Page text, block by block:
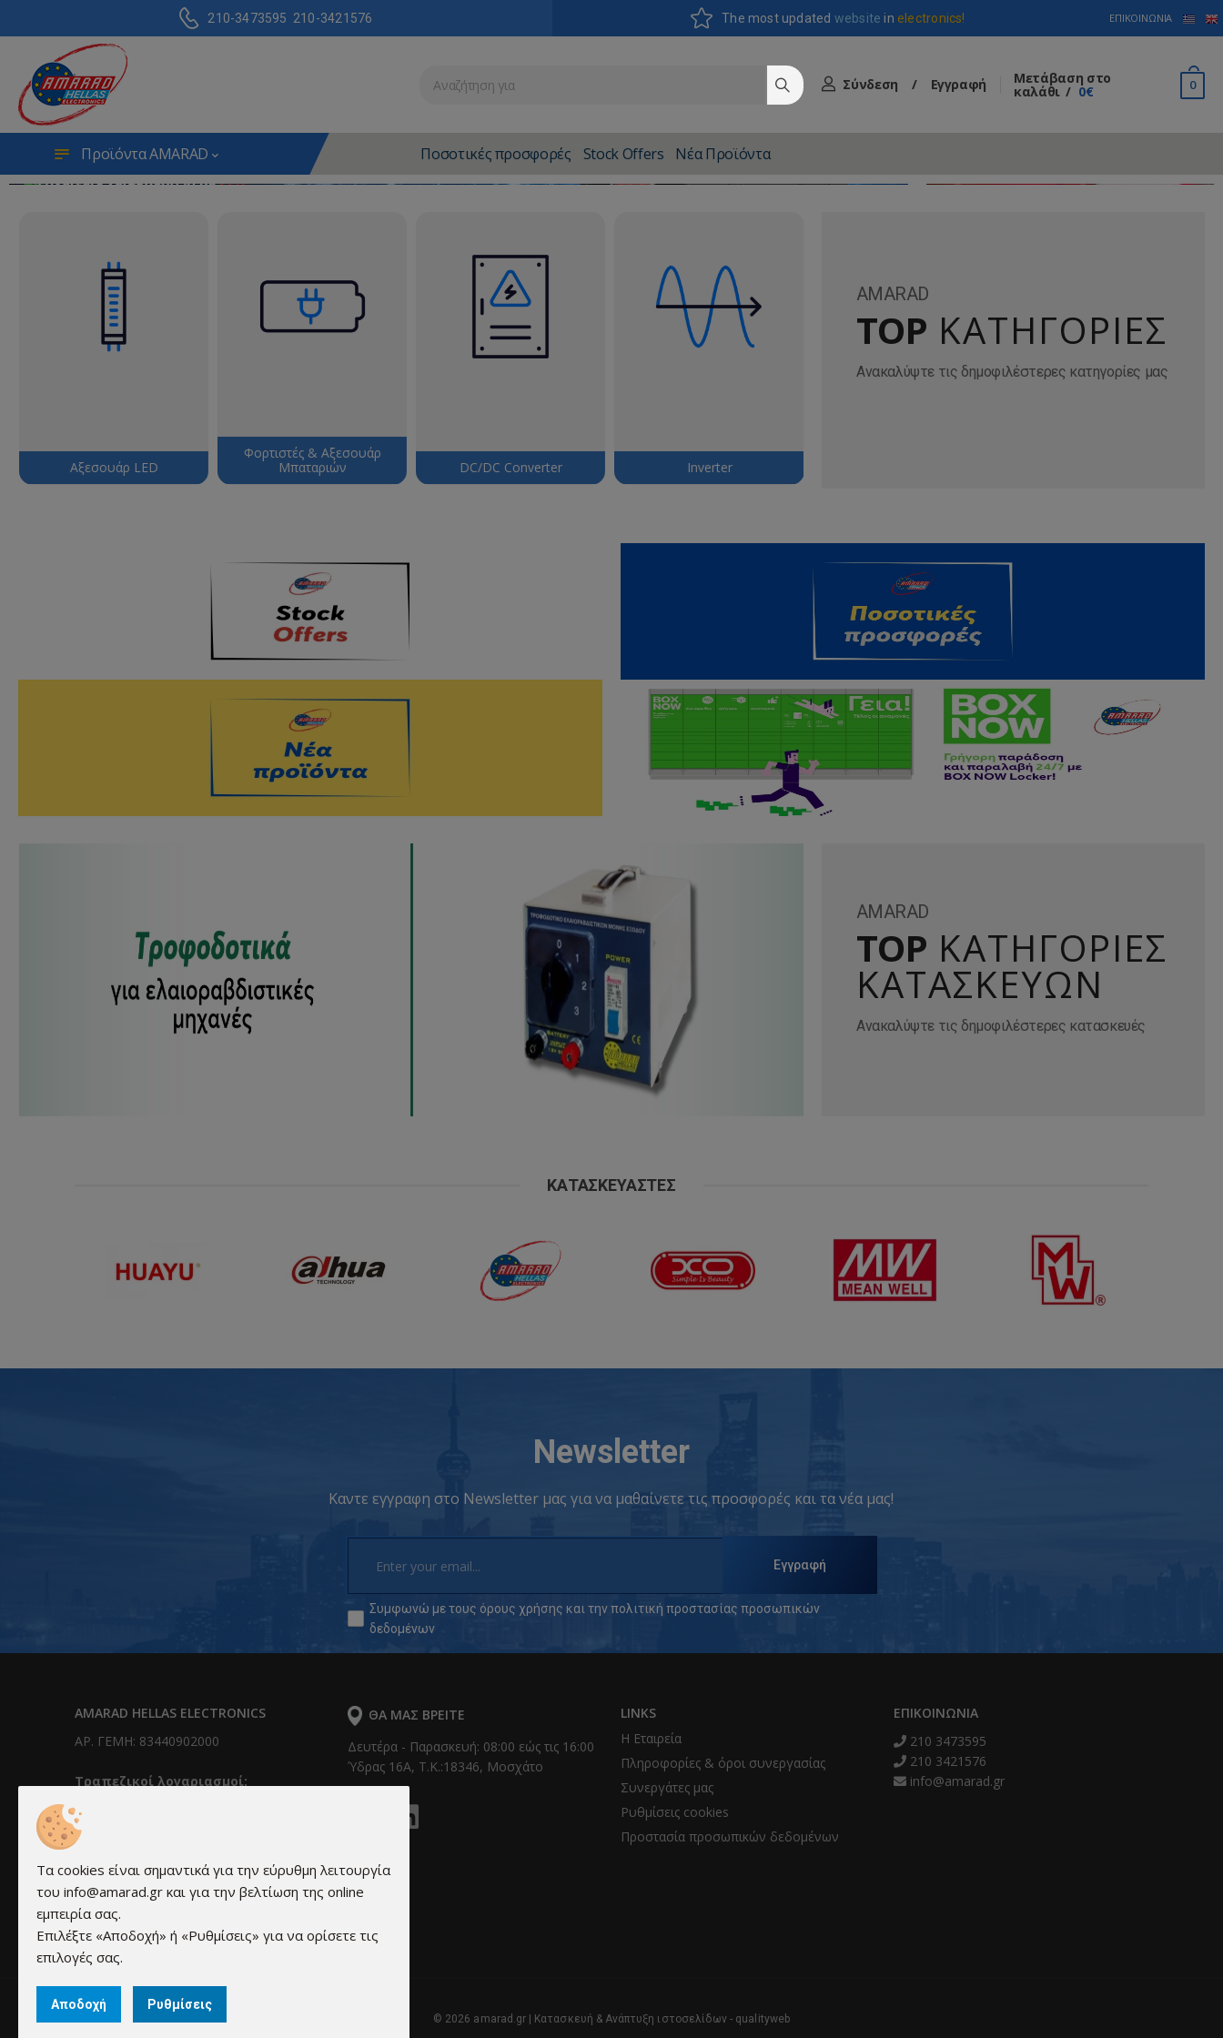
210-3473595 210-3421576 The most updated websitein electronics! ΕΠΙΚΟΙΝΩΝΊΑ
Σύνδεση / Εγγραφή Μετάβαση στο
καλάθι 0€ 0
Προϊόντα AMARAD Ποσοτικές προσφορές Stock Offers Νέα Προϊόντα
Αξεσουάρ LED
Φορτιστές & Αξεσουάρ
Μπαταριών
DC/DC Converter Inverter
AMARAD
TOP ΚΑΤΗΓΟΡΙΕΣ
Ανακαλύψτε τις δημοφιλέστερες κατηγορίες μας
AMARAD
TOP ΚΑΤΗΓΟΡΙΕΣ
ΚΑΤΑΣΚΕΥΩΝ
Ανακαλύψτε τις δημοφιλέστερες κατασκευές
ΚΑΤΑΣΚΕΥΑΣΤΈΣ
Newsletter
Καντε εγγραφη στο Newsletter μας για να μαθαίνετε τις προσφορές και τα νέα μας!
Εγγραφή
Συμφωνώ με τους όρους χρήσης και τηνπολιτική προστασίας προσωπικών
δεδομένων
AMARAD HELLAS ELECTRONICS
ΑΡ. ΓΕΜΗ: 83440902000
Τραπεζικοί λογαριασμοί:
IBAN: GR0201403510351002320000240
Εθνική Τράπεζα: 011 171 44055799
IBAN: GR30 0110 1710 0000 1714 4055
Τράπεζα Πειραιώς: 6041-131781-580
IBAN: GR69 0171 0410 0060 4113 1781
580
ΘΑ ΜΑΣ ΒΡΕΊΤΕ
Δευτέρα - Παρασκευή: 08:00 εώς τις 16:00
Ύδρας 16Α, T.K.:18346, Μοσχάτο
LINKS
Η Εταιρεία
Πληροφορίες & όροι συνεργασίας
Συνεργάτες μας
Ρυθμίσεις cookies
Προστασία προσωπικών δεδομένων
ΕΠΙΚΟΙΝΩΝΊΑ
210 3473595
210 3421576
info@amarad.gr
© 2026 amarad.gr | Κατασκευή & Ανάπτυξη ιστοσελίδων - qualityweb
Τα cookies είναι σημαντικά για την εύρυθμη λειτουργία
του info@amarad.gr και για την βελτίωση της online
εμπειρία σας.
Επιλέξτε «Αποδοχή» ή «Ρυθμίσεις» για να ορίσετε τις
επιλογές σας.
Αποδοχή Ρυθμίσεις